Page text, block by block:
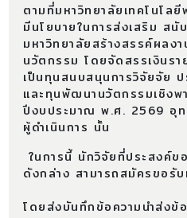
ตามที่มหาวิทยาลัยเทคโนโล
มีนโยบายในการส่งเสริม ส
มหาวิทยาลัยสร้างสรรค์ผลง
นวัตกรรม โดยจัดสรรเงินร
เป็นทุนสนบสนุนการวิจัยจัย
และทุนพัฒนานวัตกรรมเชิง
ปีงบประมาณ พ.ศ. 2569 อุท
ผู้ดำเนินการ นั้น
ในการนี้ นักวิจัยที่ประสงค์
ดังกล่าง สามารถสมัครขอรั
โดยส่งบันทึกข้อความนำส่งข้